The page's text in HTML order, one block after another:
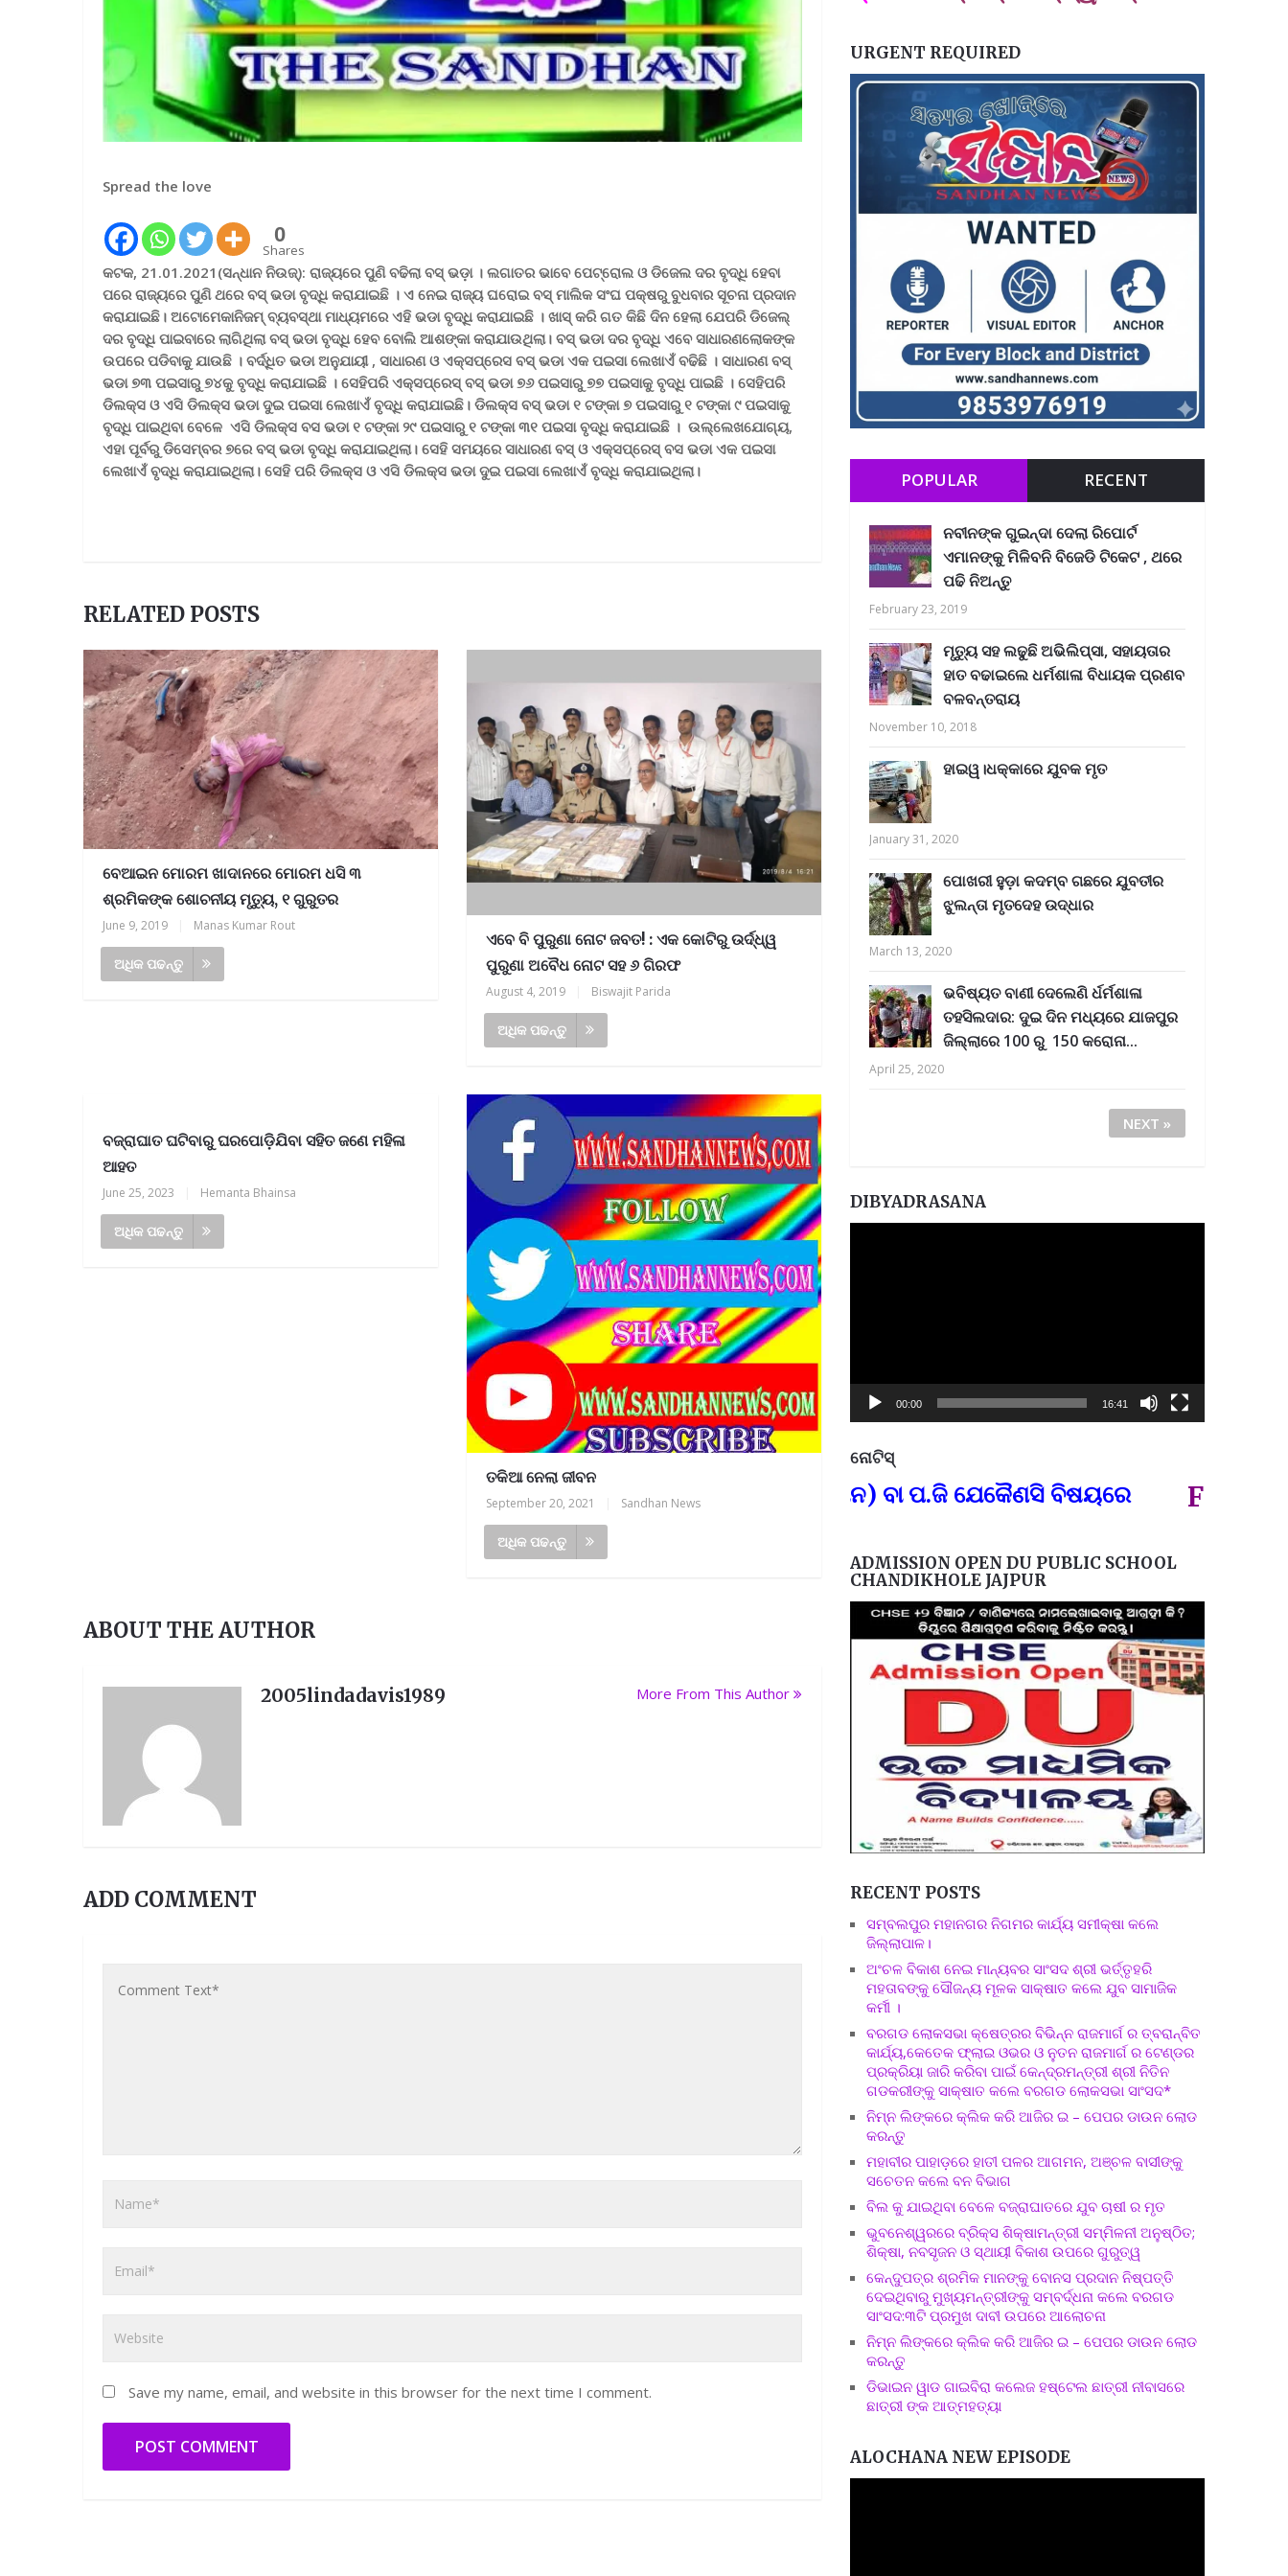
Spread the love
0
Shares
କଟକ, 21.01.2021(ସନ୍ଧାନ ନିଉଜ୍): ରାଜ୍ୟରେ ପୁଣି ବଢିଲା ବସ୍‌ ଭଡ଼ା । ଲଗାତର ଭାବେ ପେଟ୍ରୋଲ ଓ ଡିଜେଲ ଦର ବୃଦ୍ଧି ହେବା
ପରେ ରାଜ୍ୟରେ ପୁଣି ଥରେ ବସ୍ ଭଡା ବୃଦ୍ଧି କରାଯାଇଛି । ଏ ନେଇ ରାଜ୍ୟ ଘରୋଇ ବସ୍ ମାଲିକ ସଂଘ ପକ୍ଷରୁ ବୁଧବାର ସୂଚନା ପ୍ରଦାନ
କରାଯାଇଛି। ଅଟୋମେକାନିଜମ୍ ବ୍ୟବସ୍ଥା ମାଧ୍ୟମରେ ଏହି ଭଡା ବୃଦ୍ଧି କରାଯାଇଛି । ଖାସ୍‌ କରି ଗତ କିଛି ଦିନ ହେଲା ଯେପରି ଡିଜେଲ୍‌
ଦର ବୃଦ୍ଧି ପାଇବାରେ ଲାଗିଥିଲା ବସ୍ ଭଡା ବୃଦ୍ଧି ହେବ ବୋଲି ଆଶଙ୍କା କରାଯାଉଥିଲା। ବସ୍ ଭଡା ଦର ବୃଦ୍ଧି ଏବେ ସାଧାରଣଲୋକଙ୍କ
ଉପରେ ପଡିବାକୁ ଯାଉଛି । ବର୍ଦ୍ଧିତ ଭଡା ଅନୁଯାୟୀ , ସାଧାରଣ ଓ ଏକ୍ସପ୍ରେସ ବସ୍ ଭଡା ଏକ ପଇସା ଲେଖାଏଁ ବଢିଛି । ସାଧାରଣ ବସ୍
ଭଡା ୭୩ ପଇସାରୁ ୭୪କୁ ବୃଦ୍ଧି କରାଯାଇଛି । ସେହିପରି ଏକ୍ସପ୍ରେସ୍‌ ବସ୍ ଭଡା ୭୬ ପଇସାରୁ ୭୭ ପଇସାକୁ ବୃଦ୍ଧି ପାଇଛି । ସେହିପରି
ଡିଲକ୍ସ ଓ ଏସି ଡିଲକ୍ସ ଭଡା ଦୁଇ ପଇସା ଲେଖାଏଁ ବୃଦ୍ଧି କରାଯାଇଛି। ଡିଲକ୍ସ ବସ୍ ଭଡା ୧ ଟଙ୍କା ୭ ପଇସାରୁ ୧ ଟଙ୍କା ୯ ପଇସାକୁ
ବୃଦ୍ଧି ପାଇଥିବା ବେଳେ ଏସି ଡିଲକ୍ସ ବସ ଭଡା ୧ ଟଙ୍କା ୨୯ ପଇସାରୁ ୧ ଟଙ୍କା ୩୧ ପଇସା ବୃଦ୍ଧି କରାଯାଇଛି । ଉଲ୍ଲେଖଯୋଗ୍ୟ,
ଏହା ପୂର୍ବରୁ ଡିସେମ୍ବର ୭ରେ ବସ୍ ଭଡା ବୃଦ୍ଧି କରାଯାଇଥିଲା। ସେହି ସମୟରେ ସାଧାରଣ ବସ୍ ଓ ଏକ୍ସପ୍ରେସ୍ ବସ ଭଡା ଏକ ପଇସା
ଲେଖାଏଁ ବୃଦ୍ଧି କରାଯାଇଥିଲା। ସେହି ପରି ଡିଲକ୍ସ ଓ ଏସି ଡିଲକ୍ସ ଭଡା ଦୁଇ ପଇସା ଲେଖାଏଁ ବୃଦ୍ଧି କରାଯାଇଥିଲା।
RELATED POSTS
ବେଆଇନ ମୋରମ ଖାଦାନରେ ମୋରମ ଧସି ୩
ଶ୍ରମିକଙ୍କ ଶୋଚନୀୟ ମୃତ୍ୟୁ, ୧ ଗୁରୁତର
June 9, 2019 Manas Kumar Rout
ଅଧିକ ପଢନ୍ତୁ
ଏବେ ବି ପୁରୁଣା ନୋଟ ଜବତ! : ଏକ କୋଟିରୁ ଉର୍ଦ୍ଧ୍ୱ
ପୁରୁଣା ଅବୈଧ ନୋଟ ସହ ୬ ଗିରଫ
August 4, 2019 Biswajit Parida
ଅଧିକ ପଢନ୍ତୁ
ବଜ୍ରାଘାତ ଘଟିବାରୁ ଘରପୋଡ଼ିଯିବା ସହିତ ଜଣେ ମହିଳା
ଆହତ
June 25, 2023 Hemanta Bhainsa
ଅଧିକ ପଢନ୍ତୁ
ତକିଆ ନେଲା ଜୀବନ
September 20, 2021 Sandhan News
ଅଧିକ ପଢନ୍ତୁ
ABOUT THE AUTHOR
2005lindadavis1989 More From This Author
ADD COMMENT
Save my name, email, and website in this browser for the next time I comment.
URGENT REQUIRED
POPULAR RECENT
ନବୀନଙ୍କ ଗୁଇନ୍ଦା ଦେଲା ରିପୋର୍ଟ
ଏମାନଙ୍କୁ ମିଳିବନି ବିଜେଡି ଟିକେଟ , ଥରେ
ପଢି ନିଅନ୍ତୁ
February 23, 2019
ମୃତ୍ୟୁ ସହ ଲଢୁଛି ଅଭିଲିପ୍ସା, ସହାୟତାର
ହାତ ବଢାଇଲେ ଧର୍ମଶାଳା ବିଧାୟକ ପ୍ରଣବ
ବଳବନ୍ତରାୟ
November 10, 2018
ହାଇୱ।ଧକ୍କାରେ ଯୁବକ ମୃତ
January 31, 2020
ପୋଖରୀ ହୁଡ଼ା କଦମ୍ବ ଗଛରେ ଯୁବତୀର
ଝୁଲନ୍ତା ମୃତଦେହ ଉଦ୍ଧାର
March 13, 2020
ଭବିଷ୍ୟତ ବାଣୀ ଦେଲେଣି ର୍ଧର୍ମଶାଳା
ତହସିଲଦାର: ଦୁଇ ଦିନ ମଧ୍ୟରେ ଯାଜପୁର
ଜିଲ୍ଲାରେ 100 ରୁ 150 କରୋନା...
April 25, 2020
NEXT »
DIBYADRASANA
00:00 16:41
ନୋଟିସ୍
ଶିକ୍ଷାଗତ ଯୋଗ୍ୟତା: +୩ (ସମ୍ମାନ) ବା ପ.ଜି ଯେକୈଣସି ବିଷୟରେ FOR GOVT
ADMISSION OPEN DU PUBLIC SCHOOL
CHANDIKHOLE JAJPUR
RECENT POSTS
ସମ୍ବଲପୁର ମହାନଗର ନିଗମର କାର୍ଯ୍ୟ ସମୀକ୍ଷା କଲେ
ଜିଲ୍ଲାପାଳ।
ଅଂଚଳ ବିକାଶ ନେଇ ମାନ୍ୟବର ସାଂସଦ ଶ୍ରୀ ଭର୍ତ୍ତୃହରି
ମହତାବଙ୍କୁ ସୌଜନ୍ୟ ମୂଳକ ସାକ୍ଷାତ କଲେ ଯୁବ ସାମାଜିକ
କର୍ମୀ ।
ବରଗଡ ଲୋକସଭା କ୍ଷେତ୍ରର ବିଭିନ୍ନ ରାଜମାର୍ଗ ର ତ୍ବରାନ୍ବିତ
କାର୍ଯ୍ୟ,କେତେକ ଫ୍ଲାଇ ଓଭର ଓ ନୁତନ ରାଜମାର୍ଗ ର ଟେଣ୍ଡର
ପ୍ରକ୍ରିୟା ଜାରି କରିବା ପାଇଁ କେନ୍ଦ୍ରମନ୍ତ୍ରୀ ଶ୍ରୀ ନିତିନ
ଗଡକରୀଙ୍କୁ ସାକ୍ଷାତ କଲେ ବରଗଡ ଲୋକସଭା ସାଂସଦ*
ନିମ୍ନ ଲିଙ୍କରେ କ୍ଲିକ କରି ଆଜିର ଇ – ପେପର ଡାଉନ ଲୋଡ
କରନ୍ତୁ
ମହାବୀର ପାହାଡ଼ରେ ହାତୀ ପଳର ଆଗମନ, ଅଞ୍ଚଳ ବାସୀଙ୍କୁ
ସଚେତନ କଲେ ବନ ବିଭାଗ
ବିଲ କୁ ଯାଇଥିବା ବେଳେ ବଜ୍ରାଘାତରେ ଯୁବ ଚାଷୀ ର ମୃତ
ଭୁବନେଶ୍ୱରରେ ବ୍ରିକ୍ସ ଶିକ୍ଷାମନ୍ତ୍ରୀ ସମ୍ମିଳନୀ ଅନୁଷ୍ଠିତ;
ଶିକ୍ଷା, ନବସୃଜନ ଓ ସ୍ଥାୟୀ ବିକାଶ ଉପରେ ଗୁରୁତ୍ୱ
କେନ୍ଦୁପତ୍ର ଶ୍ରମିକ ମାନଙ୍କୁ ବୋନସ ପ୍ରଦାନ ନିଷ୍ପତ୍ତି
ଦେଇଥିବାରୁ ମୁଖ୍ୟମନ୍ତ୍ରୀଙ୍କୁ ସମ୍ବର୍ଦ୍ଧନା କଲେ ବରଗଡ
ସାଂସଦ:୩ଟି ପ୍ରମୁଖ ଦାବୀ ଉପରେ ଆଲୋଚନା
ନିମ୍ନ ଲିଙ୍କରେ କ୍ଲିକ କରି ଆଜିର ଇ – ପେପର ଡାଉନ ଲୋଡ
କରନ୍ତୁ
ଡିଭାଇନ ୱାଡ ଗାଇବିରା କଲେଜ ହଷ୍ଟେଲ ଛାତ୍ରୀ ନୀବାସରେ
ଛାତ୍ରୀ ଙ୍କ ଆତ୍ମହତ୍ୟା
ALOCHANA NEW EPISODE